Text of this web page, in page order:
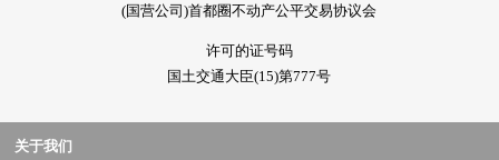
(国营公司)首都圈不动产公平交易协议会
许可的证号码
国土交通大臣(15)第777号
关于我们